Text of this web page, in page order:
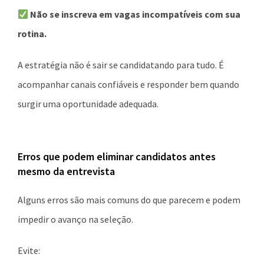
Não se inscreva em vagas incompatíveis com sua
rotina.
A estratégia não é sair se candidatando para tudo. É
acompanhar canais confiáveis e responder bem quando
surgir uma oportunidade adequada.
Erros que podem eliminar candidatos antes
mesmo da entrevista
Alguns erros são mais comuns do que parecem e podem
impedir o avanço na seleção.
Evite: